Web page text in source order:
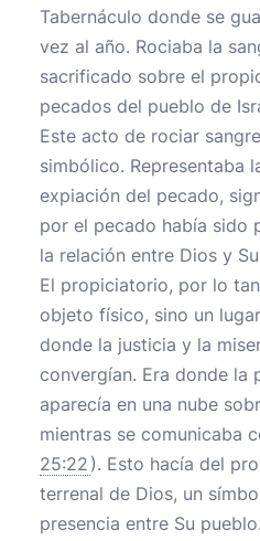
Tabernáculo donde se
vez al año. Rociaba la
sacrificado sobre el
pecados del pueblo de
Este acto de rociar
simbólico. Representaba
expiación del pecado,
por el pecado había sido
la relación entre Dios y
El propiciatorio, por lo
objeto físico, sino un
donde la justicia y la
convergían. Era donde la
aparecía en una nube
mientras se comunicaba
25:22 ). Esto hacía del
terrenal de Dios, un
presencia entre Su pueblo.